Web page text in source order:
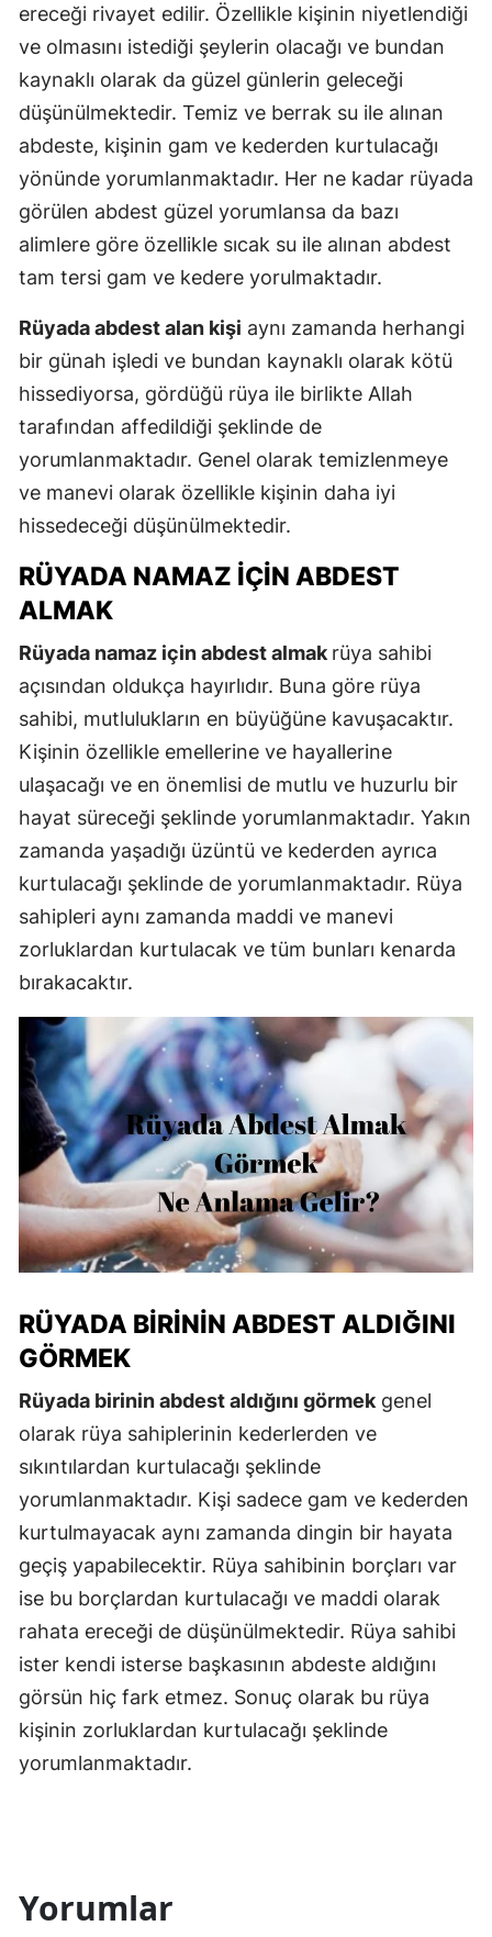
ereceği rivayet edilir. Özellikle kişinin niyetlendiği
ve olmasını istediği şeylerin olacağı ve bundan
kaynaklı olarak da güzel günlerin geleceği
düşünülmektedir. Temiz ve berrak su ile alınan
abdeste, kişinin gam ve kederden kurtulacağı
yönünde yorumlanmaktadır. Her ne kadar rüyada
görülen abdest güzel yorumlansa da bazı
alimlere göre özellikle sıcak su ile alınan abdest
tam tersi gam ve kedere yorulmaktadır.
Rüyada abdest alan kişi aynı zamanda herhangi
bir günah işledi ve bundan kaynaklı olarak kötü
hissediyorsa, gördüğü rüya ile birlikte Allah
tarafından affedildiği şeklinde de
yorumlanmaktadır. Genel olarak temizlenmeye
ve manevi olarak özellikle kişinin daha iyi
hissedeceği düşünülmektedir.
RÜYADA NAMAZ İÇIN ABDEST
ALMAK
Rüyada namaz için abdest almak rüya sahibi
açısından oldukça hayırlıdır. Buna göre rüya
sahibi, mutlulukların en büyüğüne kavuşacaktır.
Kişinin özellikle emellerine ve hayallerine
ulaşacağı ve en önemlisi de mutlu ve huzurlu bir
hayat süreceği şeklinde yorumlanmaktadır. Yakın
zamanda yaşadığı üzüntü ve kederden ayrıca
kurtulacağı şeklinde de yorumlanmaktadır. Rüya
sahipleri aynı zamanda maddi ve manevi
zorluklardan kurtulacak ve tüm bunları kenarda
bırakacaktır.
RÜYADA BIRININ ABDEST ALDIĞINI
GÖRMEK
Rüyada birinin abdest aldığını görmekgenel
olarak rüya sahiplerinin kederlerden ve
sıkıntılardan kurtulacağı şeklinde
yorumlanmaktadır. Kişi sadece gam ve kederden
kurtulmayacak aynı zamanda dingin bir hayata
geçiş yapabilecektir. Rüya sahibinin borçları var
ise bu borçlardan kurtulacağı ve maddi olarak
rahata ereceği de düşünülmektedir. Rüya sahibi
ister kendi isterse başkasının abdeste aldığını
görsün hiç fark etmez. Sonuç olarak bu rüya
kişinin zorluklardan kurtulacağı şeklinde
yorumlanmaktadır.
Yorumlar